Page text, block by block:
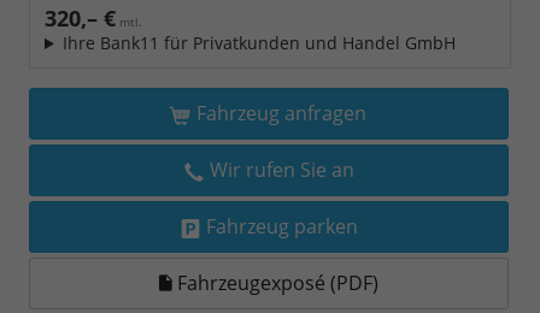
320,– € mtl.
Ihre Bank11 für Privatkunden und Handel GmbH
Fahrzeug anfragen
Wir rufen Sie an
Fahrzeug parken
Fahrzeugexposé (PDF)